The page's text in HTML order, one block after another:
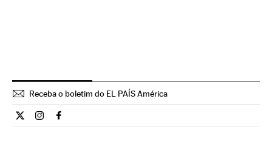
Receba o boletim do EL PAÍS América
Estilo El País Brasil en Twitter
Estilo El País Brasil en Instagram
Estilo El País Brasil en Facebook